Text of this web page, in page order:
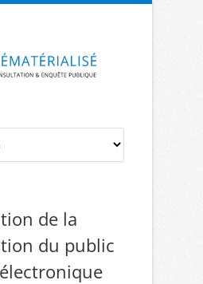
de la
du public